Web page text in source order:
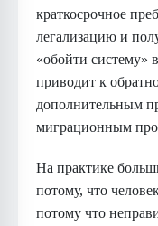
краткосрочное
легализацию и
«обойти систему»
приводит к
дополнительным
миграционным
На практике
потому, что
потому что